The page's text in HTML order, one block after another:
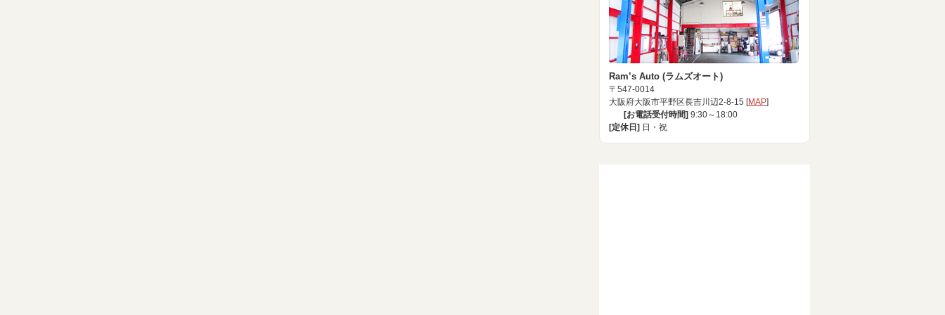
Ram’s Auto (ラムズオート)
〒547-0014
大阪府大阪市平野区長吉川辺2-8-15 [MAP]
[お電話受付時間] 9:30～18:00
[定休日] 日・祝